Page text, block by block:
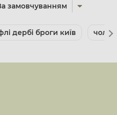
замовчуванням
дербі броги київ